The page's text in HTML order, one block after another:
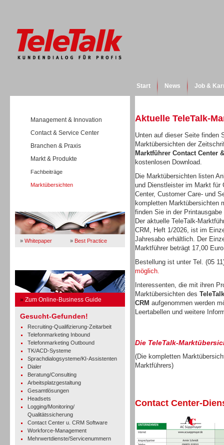
Start News Job &
Management & Innovation
Contact & Service Center
Branchen & Praxis
Markt & Produkte
Fachbeiträge
Marktübersichten
» Whitepaper » Best Practice
» Zum Online-Business Guide
Gesucht-Gefunden!
Recruiting-Qualifizierung-Zeitarbeit
Telefonmarketing Inbound
Telefonmarketing Outbound
TK/ACD-Systeme
Sprachdialogsysteme/KI-Assistenten
Dialer
Beratung/Consulting
Arbeitsplatzgestaltung
Gesamtlösungen
Headsets
Logging/Monitoring/
Qualitätssicherung
Contact Center u. CRM Software
Workforce-Management
Mehrwertdienste/Servicenummern
Aktuelle TeleTalk-
Unten auf dieser Seite finden
Marktübersichten der
Marktführer Contact Center
kostenlosen Download.
Die Marktübersichten listen
und Dienstleister im Markt für
Center, Customer Care- und
kompletten Marktübersichten
finden Sie in der
Der aktuelle TeleTalk-
CRM, Heft 1/2026, ist im
Jahresabo erhältlich. Der
Marktführer beträgt 17,00
Bestellung ist unter Tel. (05
möglich.
Interessenten, die mit ihren
Marktübersichten des
CRM aufgenommen werden
Leertabellen und weitere
Die TeleTalk-
(Die kompletten
Marktführers)
Contact Center-